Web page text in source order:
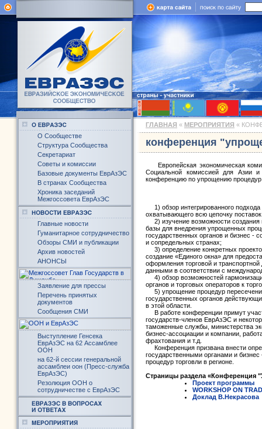
О Сообществе
Структура Сообщества
Секретариат
Советы и комиссии
Базовые документы ЕврАзЭС
В странах Сообщества
Хроника заседаний
Межгоссовета ЕврАзЭС
Главные новости
Гуманитарное сотрудничество
Обзоры СМИ и публикации
Архив новостей
АНОНСЫ
Заявление для прессы
Перечень принятых
документов
Сообщения СМИ
Выступление Генсека
ЕврАзЭС на 62 Ассамблее
ООН
на 62-й сессии генеральной
ассамблеи оон (Пресс-служба
ЕврАзЭС)
Резолюция ООН о
сотрудничестве с ЕврАзЭС
ГЛАВНАЯ « МЕРОПРИЯТИЯ «
конференция
Европейская экономическая
Социальной комиссией для Азии
конференцию по упрощению процедур
1) обзор интегрированного
охватывающего всю цепочку
2) изучение возможности создания
базы для внедрения упрощенных
государственных органов и бизнес -
и сопредельных странах;
3) определение конкретных
создание «Единого окна» для
оформления торговой и
данными в соответствии с
4) обзор возможностей
органов и торговых операторов к
5) упрощение процедур
государственных органов
в этой области.
В работе конференции примут
государств-членов ЕврАзЭС и
таможенные службы, министерства
бизнес-ассоциации и компании,
фрахтования и т.д.
Конференция призвана внести
государственными органами и
процедур торговли в регионе.
Страницы раздела «Конференция
Проект программы
WORKSHOP ON
Доклад В.Некрасова